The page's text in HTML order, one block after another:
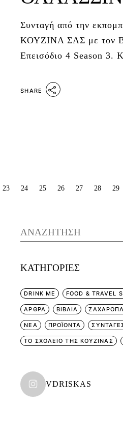
Συνταγή από την
ΚΟΥΖΙΝΑ ΣΑΣ με τον
Επεισόδιο 4 Season 3.
SHARE
23 24 25 26 27 28 29
Search
for:
KΑΤΗΓΟΡΊΕΣ
DRINK ME FOOD & TRAVEL
ΑΡΘΡΑ ΒΙΒΛΙΑ
ΝΕΑ ΠΡΟΪΟΝΤΑ
ΤΟ ΣΧΟΛΕΙΟ ΤΗΣ ΚΟΥΖΙΝΑΣ
VDRISKAS